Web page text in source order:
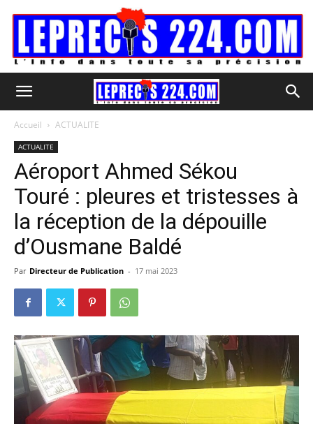
Accueil ACTUALITE
ACTUALITE
Aéroport Ahmed Sékou
Touré : pleures et tristesses à
la réception de la dépouille
d’Ousmane Baldé
Par Directeur de Publication - 17 mai 2023